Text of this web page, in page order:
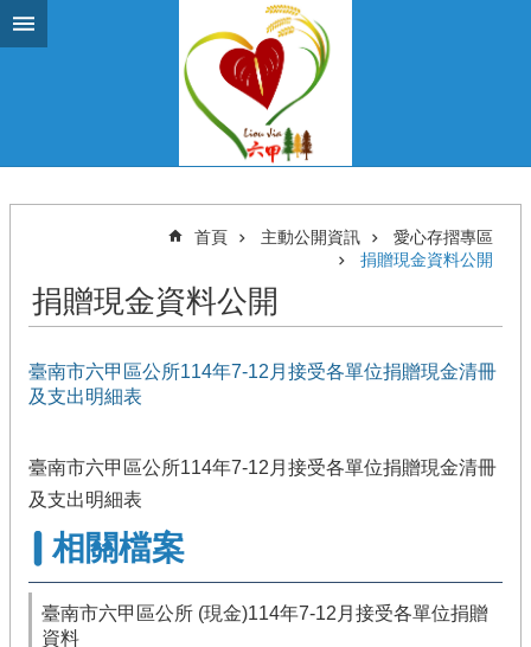
跳到主要內容區塊
首頁 主動公開資訊
愛心存摺專區
捐贈現金資料公開
捐贈現金資料公開
臺南市六甲區公所114年7-12月接受各單位捐贈現金清冊
及支出明細表
臺南市六甲區公所114年7-12月接受各單位捐贈現金清冊
及支出明細表
相關檔案
臺南市六甲區公所 (現金)114年7-12月接受各單位捐贈
資料